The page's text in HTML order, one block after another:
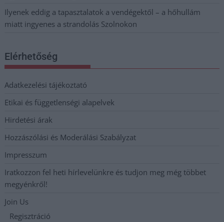
Ilyenek eddig a tapasztalatok a vendégektől – a hőhullám
miatt ingyenes a strandolás Szolnokon
Elérhetőség
Adatkezelési tájékoztató
Etikai és függetlenségi alapelvek
Hirdetési árak
Hozzászólási és Moderálási Szabályzat
Impresszum
Iratkozzon fel heti hírlevelünkre és tudjon meg még többet
megyénkről!
Join Us
Regisztráció